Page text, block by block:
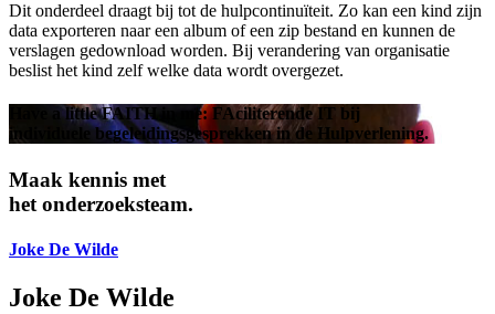
Dit onderdeel draagt bij tot de hulpcontinuïteit. Zo kan een kind zijn
data exporteren naar een album of een zip bestand en kunnen de
verslagen gedownload worden. Bij verandering van organisatie
beslist het kind zelf welke data wordt overgezet.
Have a little FAITH in me: FAciliterende IT bij
indi­vid­uele begeleidings­gesprek­ken in de Hulpverlening.
Maak kennis met
het onderzoeksteam.
Joke De Wilde
Joke De Wilde